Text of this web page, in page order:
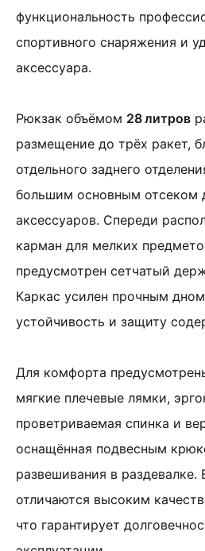
функциональность
спортивного снаряжения и
аксессуара.
Рюкзак объёмом 28 литров
размещение до трёх ракет,
отдельного заднего
большим основным отсеком
аксессуаров. Спереди
карман для мелких
предусмотрен сетчатый
Каркас усилен прочным
устойчивость и защиту
Для комфорта
мягкие плечевые лямки,
проветриваемая спинка и
оснащённая подвесным
развешивания в раздевалке.
отличаются высоким
что гарантирует